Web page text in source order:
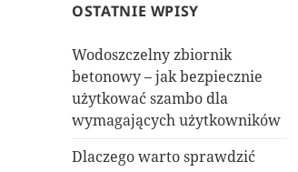
OSTATNIE WPISY
Wodoszczelny zbiornik
betonowy – jak bezpiecznie
użytkować szambo dla
wymagających użytkowników
Dlaczego warto sprawdzić